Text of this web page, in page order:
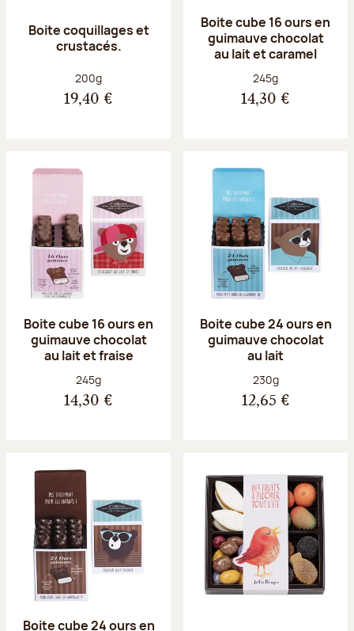
Boite coquillages et
crustacés.
Poids net :
200g
19,40 €
Boite cube 16 ours en
guimauve chocolat
au lait et caramel
Poids net :
245g
14,30 €
Boite cube 16 ours en
guimauve chocolat
au lait et fraise
Poids net :
245g
14,30 €
Boite cube 24 ours en
guimauve chocolat
au lait
Poids net :
230g
12,65 €
Boite cube 24 ours en